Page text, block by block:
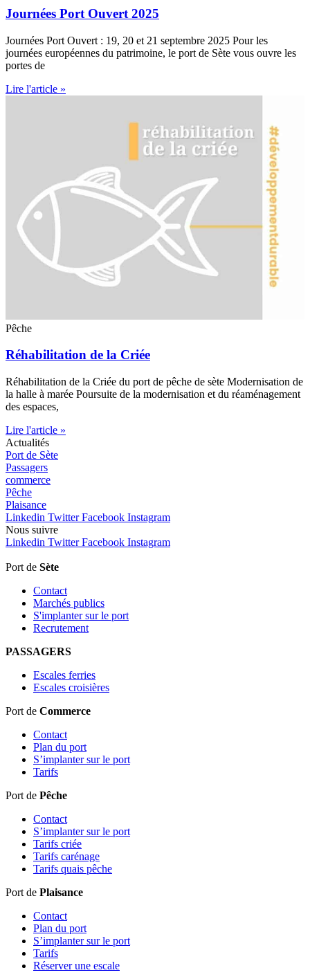
Journées Port Ouvert 2025
Journées Port Ouvert : 19, 20 et 21 septembre 2025 Pour les
journées européennes du patrimoine, le port de Sète vous ouvre les
portes de
Lire l'article »
Pêche
Réhabilitation de la Criée
Réhabilitation de la Criée du port de pêche de sète Modernisation de
la halle à marée Poursuite de la modernisation et du réaménagement
des espaces,
Lire l'article »
Actualités
Port de Sète
Passagers
commerce
Pêche
Plaisance
Linkedin Twitter Facebook Instagram
Nous suivre
Linkedin Twitter Facebook Instagram
Port de Sète
Contact
Marchés publics
S'implanter sur le port
Recrutement
PASSAGERS
Escales ferries
Escales croisières
Port de Commerce
Contact
Plan du port
S’implanter sur le port
Tarifs
Port de Pêche
Contact
S’implanter sur le port
Tarifs criée
Tarifs carénage
Tarifs quais pêche
Port de Plaisance
Contact
Plan du port
S’implanter sur le port
Tarifs
Réserver une escale